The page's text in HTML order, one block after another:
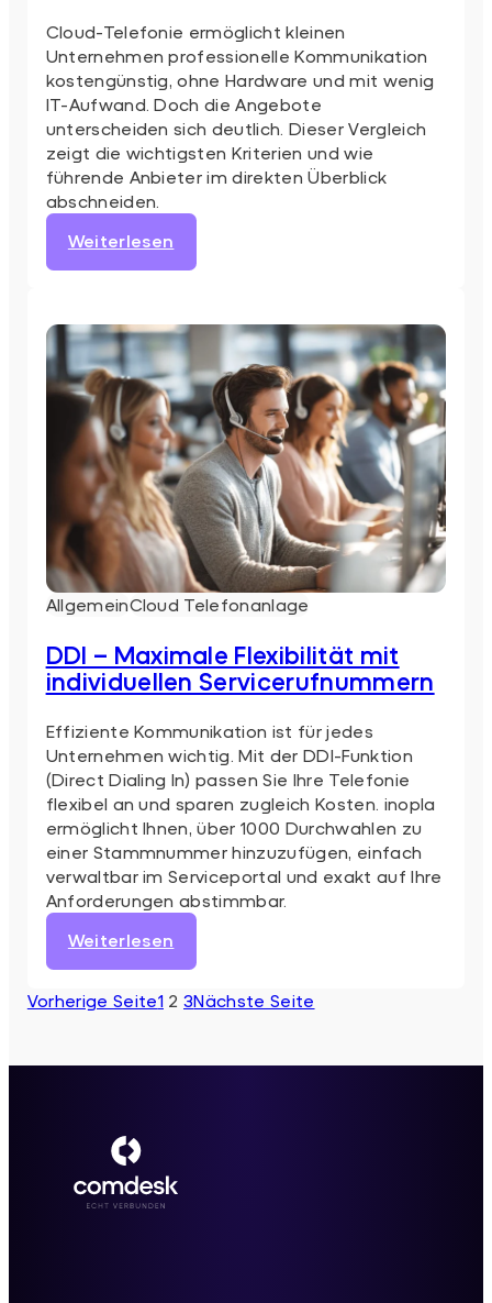
Cloud-Telefonie ermöglicht kleinen
Unternehmen professionelle Kommunikation
kostengünstig, ohne Hardware und mit wenig
IT-Aufwand. Doch die Angebote
unterscheiden sich deutlich. Dieser Vergleich
zeigt die wichtigsten Kriterien und wie
führende Anbieter im direkten Überblick
abschneiden.
Weiterlesen
Cloud
Vergleich
AllgemeinCloud Telefonanlage
DDI – Maximale Flexibilität mit
individuellen Servicerufnummern
Effiziente Kommunikation ist für jedes
Unternehmen wichtig. Mit der DDI-Funktion
(Direct Dialing In) passen Sie Ihre Telefonie
flexibel an und sparen zugleich Kosten. inopla
ermöglicht Ihnen, über 1000 Durchwahlen zu
einer Stammnummer hinzuzufügen, einfach
verwaltbar im Serviceportal und exakt auf Ihre
Anforderungen abstimmbar.
Weiterlesen
DDI
Maximale
Vorherige Seite1 2 3Nächste Seite